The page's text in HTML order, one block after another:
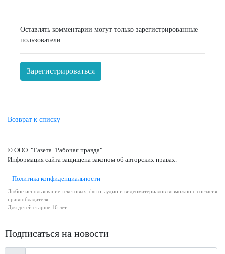
Оставлять комментарии могут только зарегистрированные
пользователи.
Зарегистрироваться
Возврат к списку
© ООО "Газета "Рабочая правда"
Информация сайта защищена законом об авторских правах.
Политика конфиденциальности
Любое использование текстовых, фото, аудио и видеоматериалов возможно с согласия
правообладателя.
Для детей старше 16 лет.
Подписаться на новости